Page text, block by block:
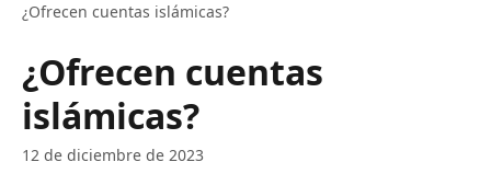
¿Ofrecen cuentas islámicas?
¿Ofrecen cuentas
islámicas?
12 de diciembre de 2023